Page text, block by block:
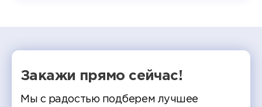
Закажи прямо сейчас!
Мы с радостью подберем лучшее